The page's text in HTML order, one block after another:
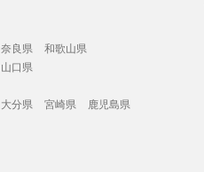
奈良県
和歌山県
山口県
大分県 宮崎県
鹿児島県